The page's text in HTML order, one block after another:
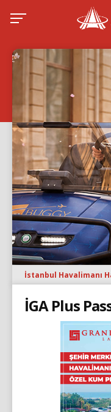
İstanbul Havalimanı
İGA Plus